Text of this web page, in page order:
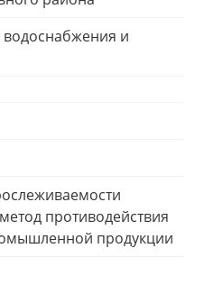
и
противодействия
продукции